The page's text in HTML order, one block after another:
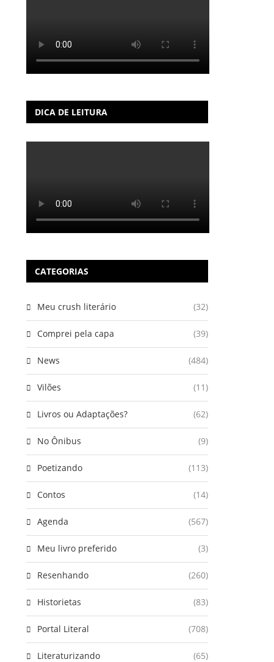
DICA DE LEITURA
CATEGORIAS
Meu crush literário (32)
Comprei pela capa (39)
News (484)
Vilões (11)
Livros ou Adaptações? (62)
No Ônibus (9)
Poetizando (113)
Contos (14)
Agenda (567)
Meu livro preferido (3)
Resenhando (260)
Historietas (83)
Portal Literal (708)
Literaturizando (65)